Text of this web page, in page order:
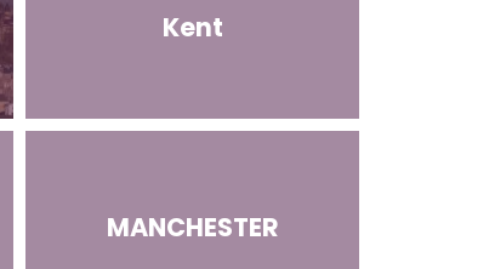
Kent
MANCHESTER